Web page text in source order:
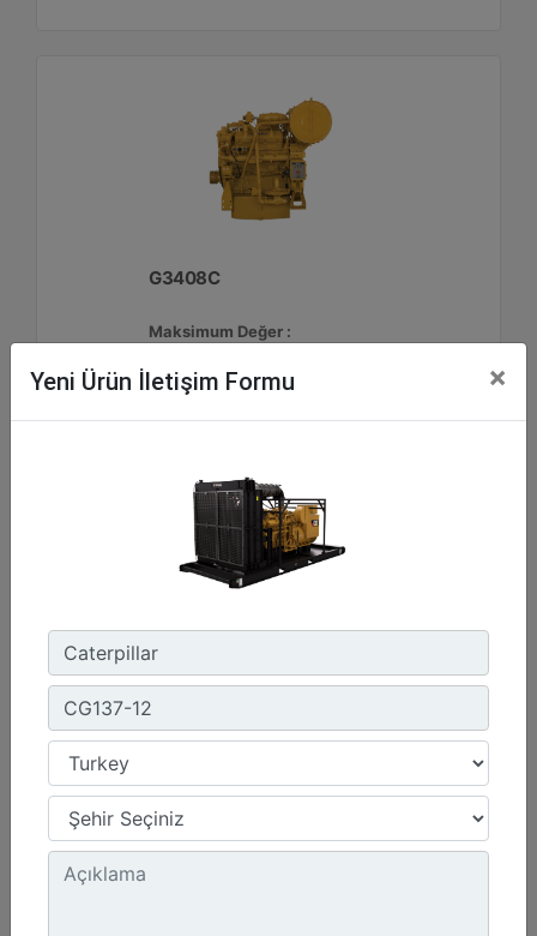
G3408C
Maksimum Değer :
Azami Devir :
1800 dev/dak. - 1800 dev/dak.
Detay Teklif Al
Yeni Ürün İletişim Formu ×